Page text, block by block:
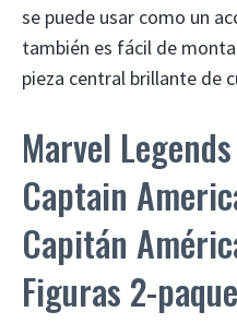
se puede usar como un
también es fácil de
pieza central brillante de
Marvel
Captain
Capitán
Figuras 2-